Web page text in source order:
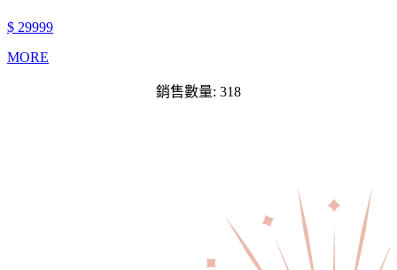
$ 29999
MORE
銷售數量: 318